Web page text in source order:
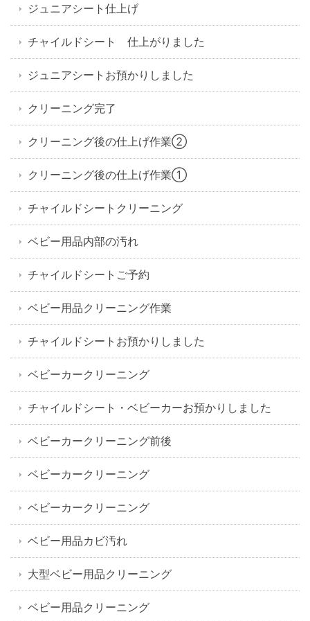
ジュニアシート仕上げ
チャイルドシート 仕上がりました
ジュニアシートお預かりしました
クリーニング完了
クリーニング後の仕上げ作業②
クリーニング後の仕上げ作業①
チャイルドシートクリーニング
ベビー用品内部の汚れ
チャイルドシートご予約
ベビー用品クリーニング作業
チャイルドシートお預かりしました
ベビーカークリーニング
チャイルドシート・ベビーカーお預かりしました
ベビーカークリーニング前後
ベビーカークリーニング
ベビーカークリーニング
ベビー用品カビ汚れ
大型ベビー用品クリーニング
ベビー用品クリーニング